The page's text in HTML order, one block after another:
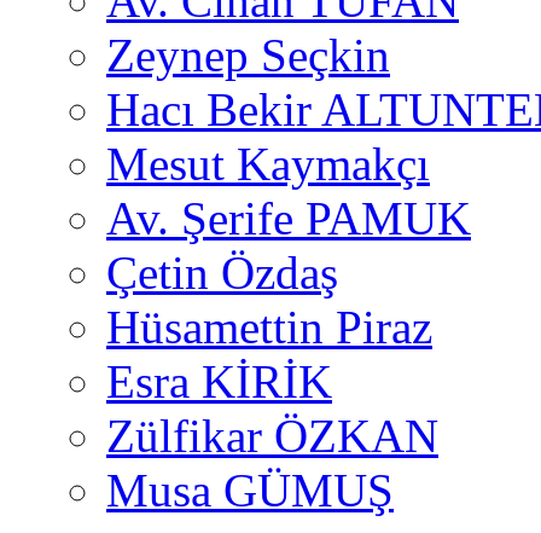
Zeynep Seçkin
Hacı Bekir
Mesut Kaymakçı
Av. Şerife PAMUK
Çetin Özdaş
Hüsamettin Piraz
Esra KİRİK
Zülfikar ÖZKAN
Musa GÜMUŞ